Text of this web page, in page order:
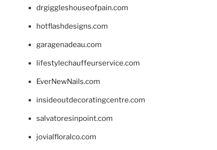
drgiggleshouseofpain.com
hotflashdesigns.com
garagenadeau.com
lifestylechauffeurservice.com
EverNewNails.com
insideoutdecoratingcentre.com
salvatoresinpoint.com
jovialfloralco.com